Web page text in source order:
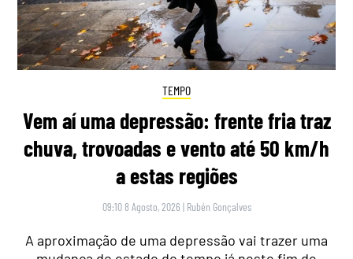
TEMPO
Vem aí uma depressão: frente fria traz
chuva, trovoadas e vento até 50 km/h
a estas regiões
09:10 8 Agosto, 2026 | Rubén Gonçalves
A aproximação de uma depressão vai trazer uma